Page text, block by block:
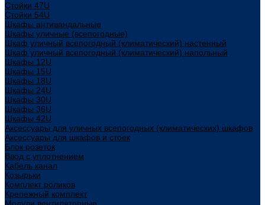
Стойки 47U
Стойки 54U
Шкафы антивандальные
Шкафы уличные (всепогодные)
Шкаф уличный всепогодный (климатический) настенный
Шкаф уличный всепогодный (климатический) напольный
Шкафы 12U
Шкафы 15U
Шкафы 18U
Шкафы 24U
Шкафы 30U
Шкафы 36U
Шкафы 42U
Аксессуары для уличных всепогодных (климатических) шкафов
Аксессуары для шкафов и стоек
Блок розеток
Ввод с уплотнением
Кабель канал
Козырьки
Комплект роликов
Крепежный комплект